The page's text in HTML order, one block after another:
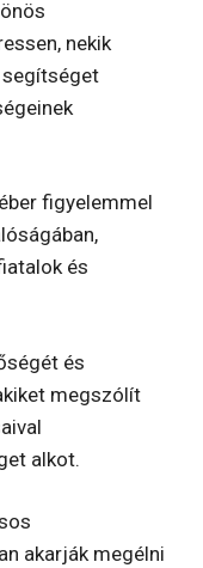
nekik
figyelemmel
és
és
megszólít
alkot.
akarják megélni